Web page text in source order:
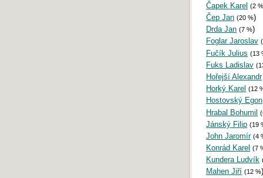
Čapek Karel (2 %
Čep Jan (20 %)
Drda Jan (7 %)
Foglar Jaroslav
Fučík Julius (13
Fuks Ladislav
Hořejší Alexandr
Horký Karel (12
Hostovský Egon
Hrabal Bohumil
Jánský Filip (19
John Jaromír (4
Konrád Karel (7
Kundera Ludvík
Mahen Jiří (12 %)